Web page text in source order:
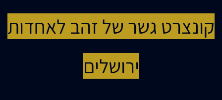
קונצרט גשר של זהב לאחדות
ירושלים